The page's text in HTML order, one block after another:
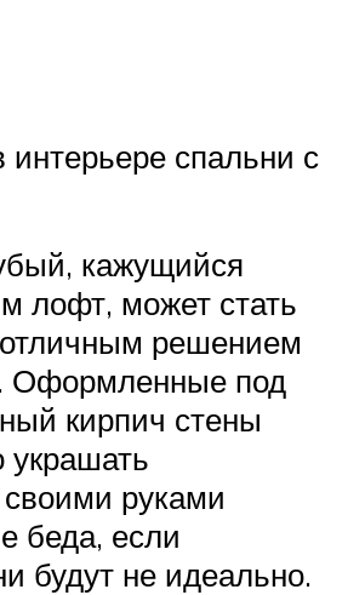
интерьере спальни с
кажущийся
лофт, может стать
решением
Оформленные под
кирпич стены
руками
беда, если
будут не идеально.